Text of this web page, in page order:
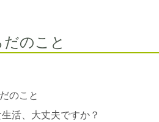
のこと
のこと
活、大丈夫ですか？